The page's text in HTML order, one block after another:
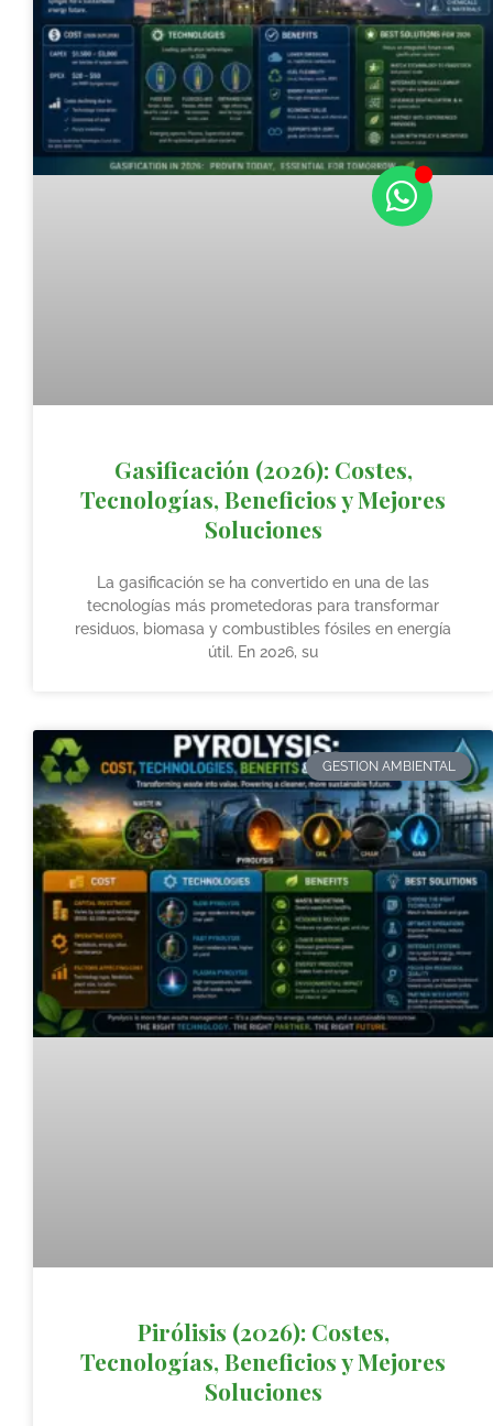
Gasificación (2026): Costes,
Tecnologías, Beneficios y Mejores
Soluciones
La gasificación se ha convertido en una de las
tecnologías más prometedoras para transformar
residuos, biomasa y combustibles fósiles en energía
útil. En 2026, su
GESTION AMBIENTAL
Pirólisis (2026): Costes,
Tecnologías, Beneficios y Mejores
Soluciones